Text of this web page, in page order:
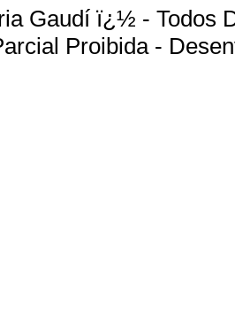
Gaudí ï¿½ - Todos
Proibida -